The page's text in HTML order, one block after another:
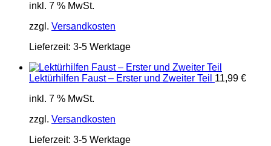
inkl. 7 % MwSt.
zzgl. Versandkosten
Lieferzeit: 3-5 Werktage
Lektürhilfen Faust – Erster und Zweiter Teil 11,99 €
inkl. 7 % MwSt.
zzgl. Versandkosten
Lieferzeit: 3-5 Werktage